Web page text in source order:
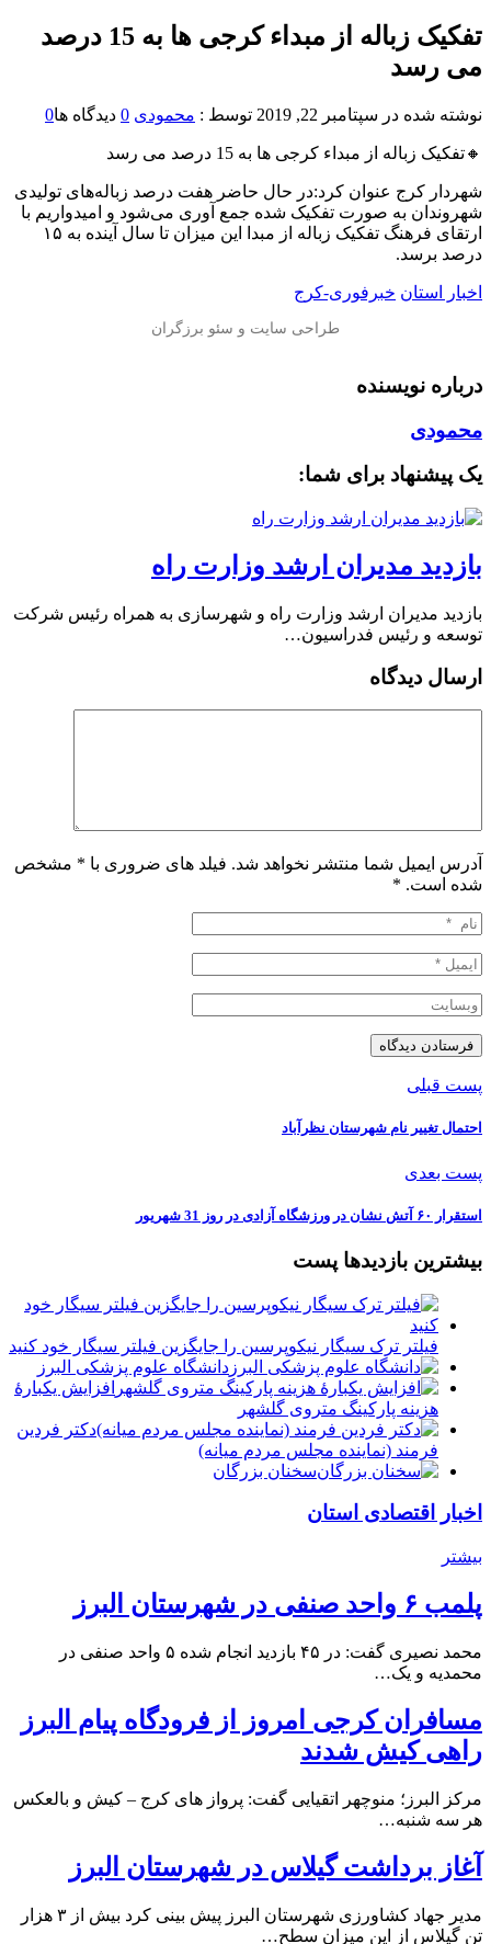
تفکیک زباله از مبداء کرجی ها به 15 درصد
می رسد
نوشته شده در سپتامبر 22, 2019 توسط : محمودی 0 دیدگاه ها0
🔸تفکیک زباله از مبداء کرجی ها به 15 درصد می رسد
شهردار کرج عنوان کرد:در حال حاضر هفت درصد زباله‌های تولیدی
شهروندان به صورت تفکیک شده جمع آوری می‌شود و امیدواریم با
ارتقای فرهنگ تفکیک زباله از مبدا این میزان تا سال آینده به ۱۵
درصد برسد.
اخبار استان خبرفوری-کرج
درباره نویسنده
محمودی
یک پیشنهاد برای شما:
بازدید مدیران ارشد وزارت راه
بازدید مدیران ارشد وزارت راه و شهرسازی به همراه رئیس شرکت
توسعه و رئیس فدراسیون…
ارسال دیدگاه
آدرس ایمیل شما منتشر نخواهد شد. فیلد های ضروری با * مشخص
شده است. *
پست قبلی
احتمال تغییر نام شهرستان نظرآباد
پست بعدی
استقرار ۶۰ آتش نشان در ورزشگاه آزادی در روز 31 شهریور
بیشترین بازدیدها پست
فیلتر ترک سیگار نیکوپرسین را جایگزین فیلتر سیگار خود کنید
دانشگاه علوم پزشکی البرز
افزایش یکبارۀ
هزینه پارکینگ متروی گلشهر
دكتر فردين
فرمند (نماينده مجلس مردم میانه)
سخنان بزرگان
اخبار اقتصادی استان
بیشتر
پلمب ۶ واحد صنفی در شهرستان البرز
محمد نصیری گفت: در ۴۵ بازدید انجام شده ۵ واحد صنفی در
محمدیه و یک…
مسافران کرجی امروز از فرودگاه پیام البرز
راهی کیش شدند
مرکز البرز؛ منوچهر اتقیایی گفت: پرواز های کرج – کیش و بالعکس
هر سه شنبه…
آغاز برداشت گیلاس در شهرستان البرز
مدیر جهاد کشاورزی شهرستان البرز پیش بینی کرد بیش از ۳ هزار
تن گیلاس از این میزان سطح…